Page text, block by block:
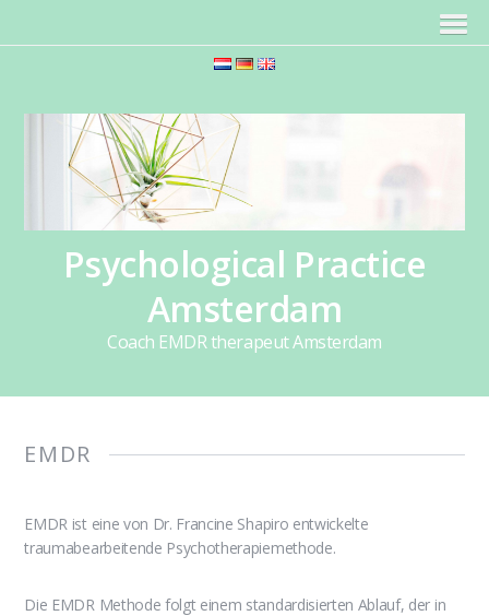
Psychological Practice
Amsterdam
Coach EMDR therapeut Amsterdam
EMDR
EMDR ist eine von Dr. Francine Shapiro entwickelte
traumabearbeitende Psychotherapiemethode.
Die EMDR Methode folgt einem standardisierten Ablauf, der in